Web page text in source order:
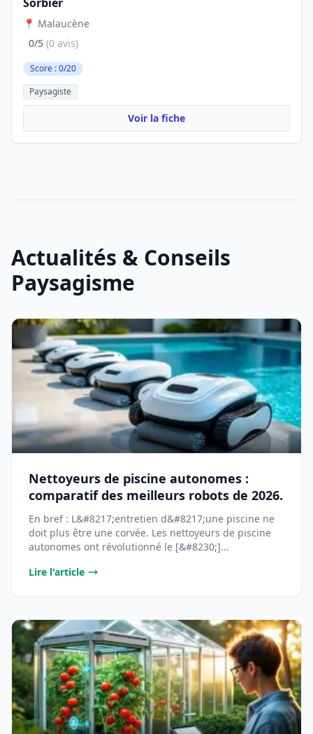
📍 Malaucène
0/5 (0 avis)
Score : 0/20
Paysagiste
Voir la fiche
Actualités & Conseils
Paysagisme
Nettoyeurs de piscine autonomes :
comparatif des meilleurs robots de 2026.
En bref : L&#8217;entretien d&#8217;une piscine ne
doit plus être une corvée. Les nettoyeurs de piscine
autonomes ont révolutionné le [&#8230;]...
Lire l'article